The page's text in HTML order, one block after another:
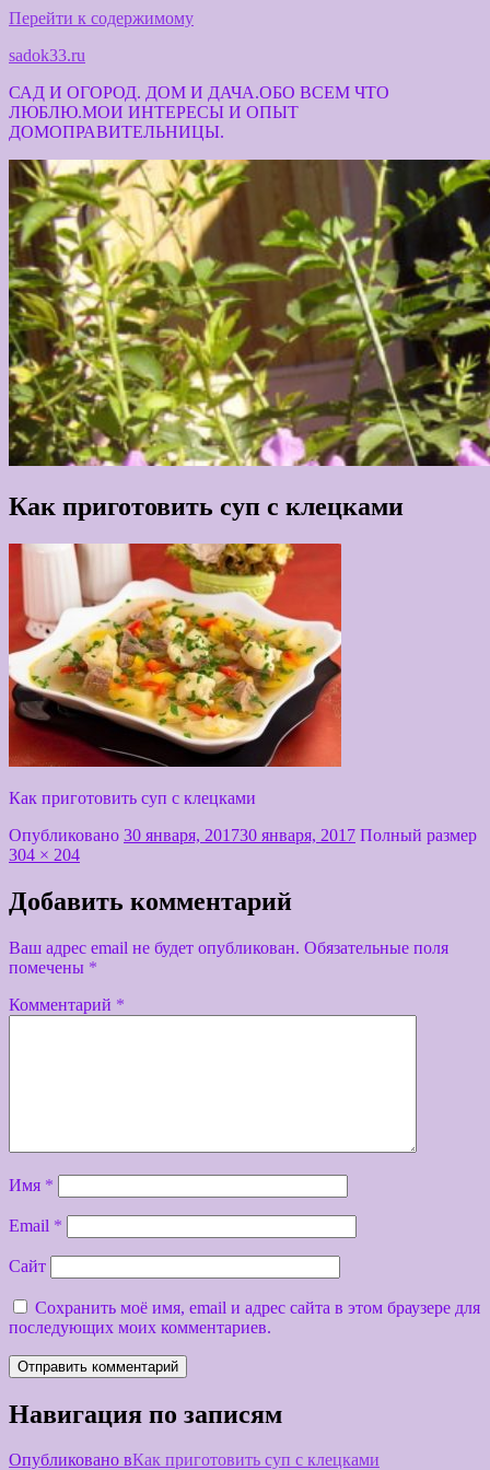
Перейти к содержимому
sadok33.ru
САД И ОГОРОД. ДОМ И ДАЧА.ОБО ВСЕМ ЧТО
ЛЮБЛЮ.МОИ ИНТЕРЕСЫ И ОПЫТ
ДОМОПРАВИТЕЛЬНИЦЫ.
Как приготовить суп с клецками
Как приготовить суп с клецками
Опубликовано 30 января, 201730 января, 2017 Полный размер
304 × 204
Добавить комментарий
Ваш адрес email не будет опубликован. Обязательные поля
помечены *
Комментарий *
Имя *
Email *
Сайт
Сохранить моё имя, email и адрес сайта в этом браузере для
последующих моих комментариев.
Навигация по записям
Опубликовано вКак приготовить суп с клецками